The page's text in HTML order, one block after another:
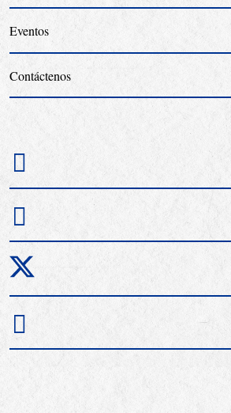
Eventos
Contáctenos